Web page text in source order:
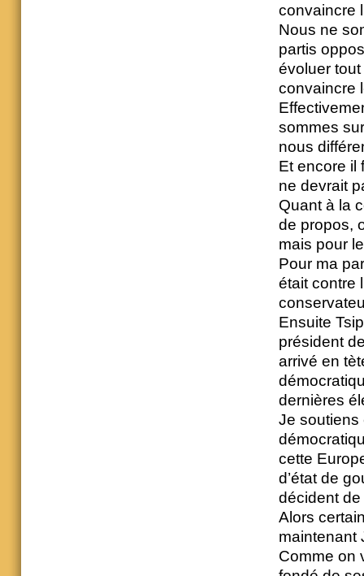
convaincre
Nous ne
partis
évoluer
convaincre
sommes
nous
Et encore il
ne devrait
Quant à la
de propos,
mais pour
Pour ma
était contre
Ensuite
président
arrivé en
dernières
Je soutiens
cette
d’état de
décident de
Alors
maintenant
Comme on